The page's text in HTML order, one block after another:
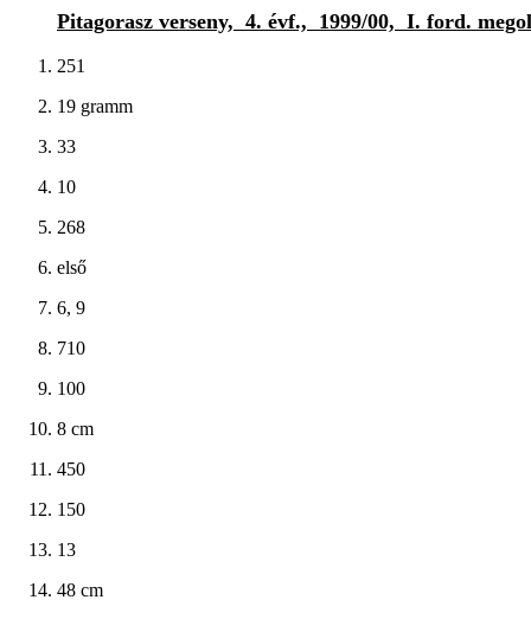
Pitagorasz verseny, 4. évf., 1999/00, I. ford.
251
19 gramm
33
10
268
első
6, 9
710
100
8 cm
450
150
13
48 cm